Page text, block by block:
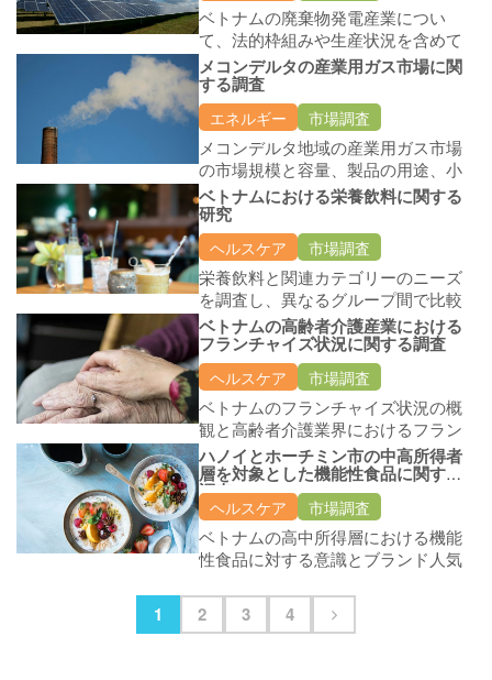
ベトナムの廃棄物発電産業につい
て、法的枠組みや生産状況を含めて
調査する
メコンデルタの産業用ガス市場に関
する調査
エネルギー 市場調査
メコンデルタ地域の産業用ガス市場
の市場規模と容量、製品の用途、小
売価格、流通状況など、市場状況を
調査します。
ベトナムにおける栄養飲料に関する
研究
ヘルスケア 市場調査
栄養飲料と関連カテゴリーのニーズ
を調査し、異なるグループ間で比較
し、クライアントブランドと他のブ
ランドの競争力を評価します。
ベトナムの高齢者介護産業における
フランチャイズ状況に関する調査
ヘルスケア 市場調査
ベトナムのフランチャイズ状況の概
観と高齢者介護業界におけるフラン
チャイズの潜在的候補の調査
ハノイとホーチミン市の中高所得者
層を対象とした機能性食品に関する
調査
ヘルスケア 市場調査
ベトナムの高中所得層における機能
性食品に対する意識とブランド人気
1 2 3 4